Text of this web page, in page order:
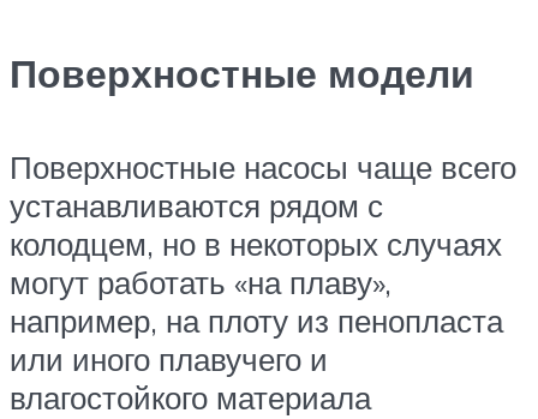
Поверхностные модели
Поверхностные насосы чаще всего
устанавливаются рядом с
колодцем, но в некоторых случаях
могут работать «на плаву»,
например, на плоту из пенопласта
или иного плавучего и
влагостойкого материала